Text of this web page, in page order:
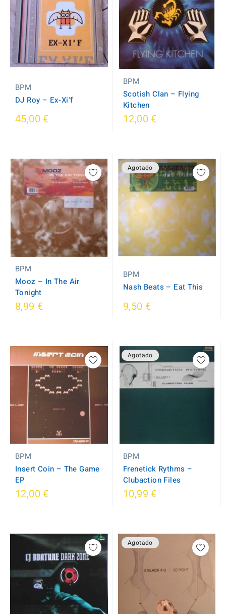
BPM
DJ Roy ‎– Ex-Xi'f
45,00 €
BPM
Scotish Clan ‎– Flying
Kitchen
12,00 €
BPM
Mooz ‎– In The Air
Tonight
8,99 €
Agotado
BPM
Nash Beats ‎– Eat This
9,50 €
BPM
Insert Coin ‎– The Game
EP
12,00 €
Agotado
BPM
Frenetick Rythms ‎–
Clubaction Files
10,99 €
Agotado